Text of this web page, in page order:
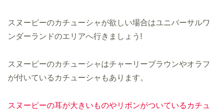
スヌーピーのカチューシャが欲しい場合はユニバーサルワ
ンダーランドのエリアへ行きましょう!
スヌーピーのカチューシャはチャーリーブラウンやオラフ
が付いているカチューシャもあります。
スヌーピーの耳が大きいものやリボンがついているカチュ